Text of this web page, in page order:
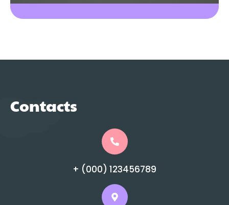
Contacts
+ (000) 123456789